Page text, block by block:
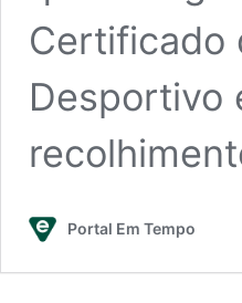
Certificado
Desportivo
Portal Em Tempo